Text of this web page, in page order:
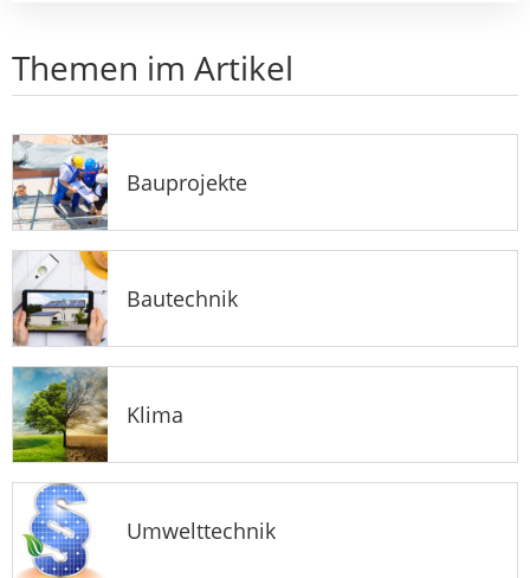
Themen im Artikel
Bauprojekte
Bautechnik
Klima
Umwelttechnik